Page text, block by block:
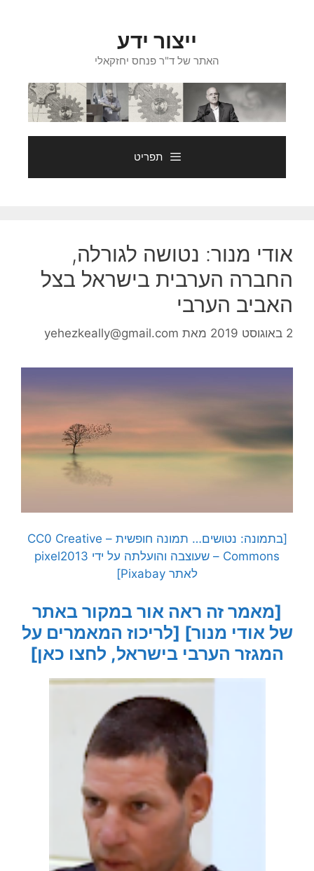
ייצור ידע
האתר של ד"ר פנחס יחזקאלי
תפריט
אודי מנור: נטושה לגורלה,
החברה הערבית בישראל בצל
האביב הערבי
2 באוגוסט 2019 מאת yehezkeally@gmail.com
[בתמונה: נטושים… תמונה חופשית – CC0 Creative
Commons – שעוצבה והועלתה על ידי pixel2013
לאתר Pixabay]
[מאמר זה ראה אור במקור באתר
של אודי מנור] [לריכוז המאמרים על
המגזר הערבי בישראל, לחצו כאן]